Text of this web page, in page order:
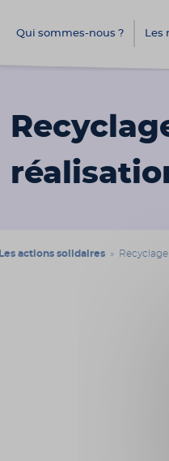
Qui sommes-nous ? Les
Les actions solidaires »